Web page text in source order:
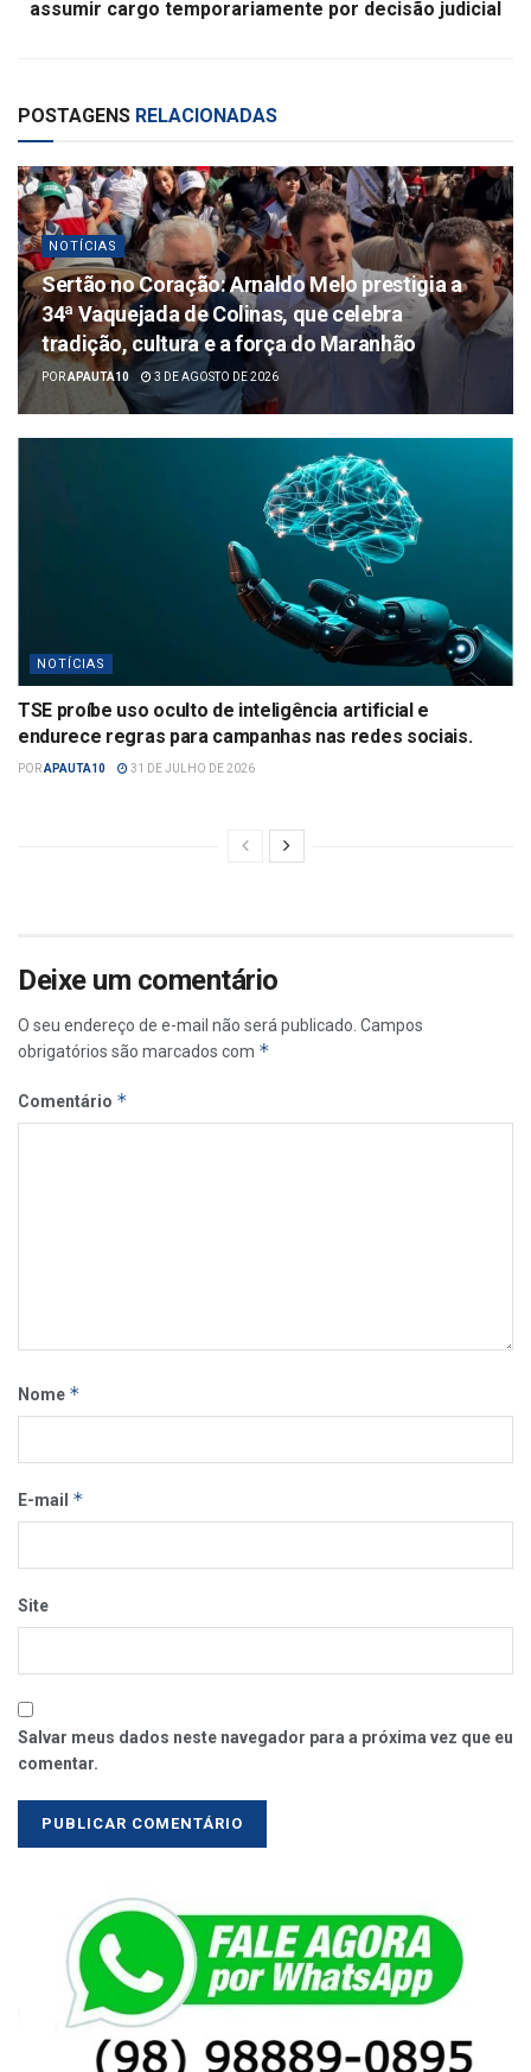
assumir cargo temporariamente por decisão judicial
POSTAGENS RELACIONADAS
NOTÍCIAS
Sertão no Coração: Arnaldo Melo prestigia a
34ª Vaquejada de Colinas, que celebra
tradição, cultura e a força do Maranhão
PORAPAUTA10 3 DE AGOSTO DE 2026
NOTÍCIAS
TSE proíbe uso oculto de inteligência artificial e
endurece regras para campanhas nas redes sociais.
PORAPAUTA10 31 DE JULHO DE 2026
Deixe um comentário
O seu endereço de e-mail não será publicado. Campos
obrigatórios são marcados com *
Comentário *
Nome *
E-mail *
Site
Salvar meus dados neste navegador para a próxima vez que eu
comentar.